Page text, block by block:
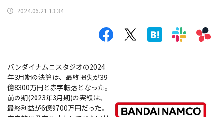
2024.06.21 13:34
バンダイナムコスタジオの2024
年3月期の決算は、最終損失が39
億8300万円と赤字転落となった。
前の期(2023年3月期)の実績は、
最終利益が6億9700万円だった。